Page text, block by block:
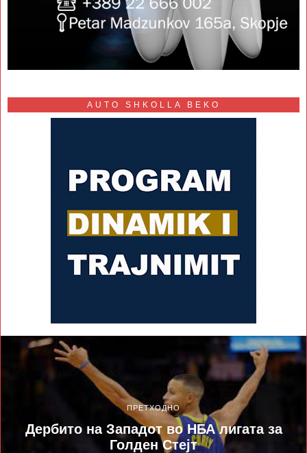
AUTO SHKOLLA BEKO
ПРЕТХОДНО
Дербито на Западот во НБА лигата за
Голден Стејт